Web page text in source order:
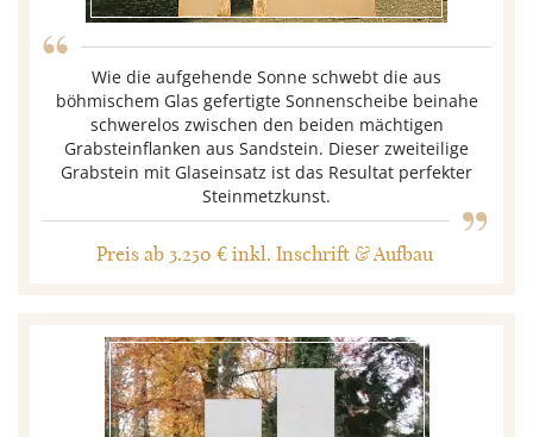
“
Wie die aufgehende Sonne schwebt die aus
böhmischem Glas gefertigte Sonnenscheibe beinahe
schwerelos zwischen den beiden mächtigen
Grabsteinflanken aus Sandstein. Dieser zweiteilige
Grabstein mit Glaseinsatz ist das Resultat perfekter
Steinmetzkunst.
„
Preis ab 3.250 € inkl. Inschrift & Aufbau